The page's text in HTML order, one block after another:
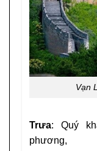
Vạn
Trưa: Quý
phương,